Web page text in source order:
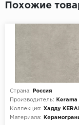
Похожие
Страна:
Россия
Производитель:
Kerama
Коллекция: Хадду
Материала: